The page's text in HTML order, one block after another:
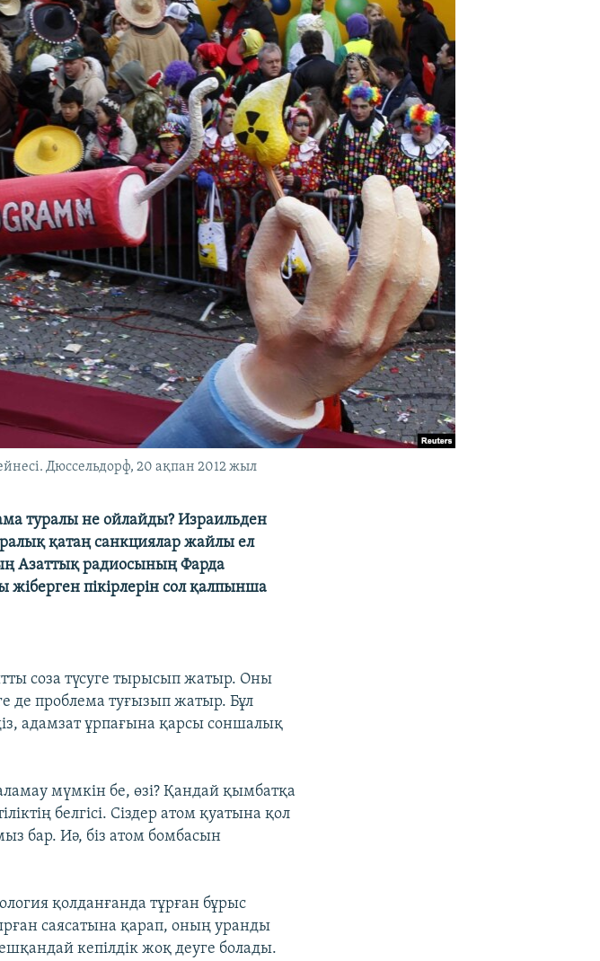
Дюссельдорф, 20 ақпан 2012 жыл
туралы не ойлайды? Израильден
қатаң санкциялар жайлы ел
Азаттық радиосының Фарда
пікірлерін сол қалпынша
соза түсуге тырысып жатыр. Оны
де проблема туғызып жатыр. Бұл
адамзат ұрпағына қарсы соншалық
мүмкін бе, өзі? Қандай қымбатқа
белгісі. Сіздер атом қуатына қол
бар. Иә, біз атом бомбасын
қолданғанда тұрған бұрыс
саясатына қарап, оның уранды
кепілдік жоқ деуге болады.